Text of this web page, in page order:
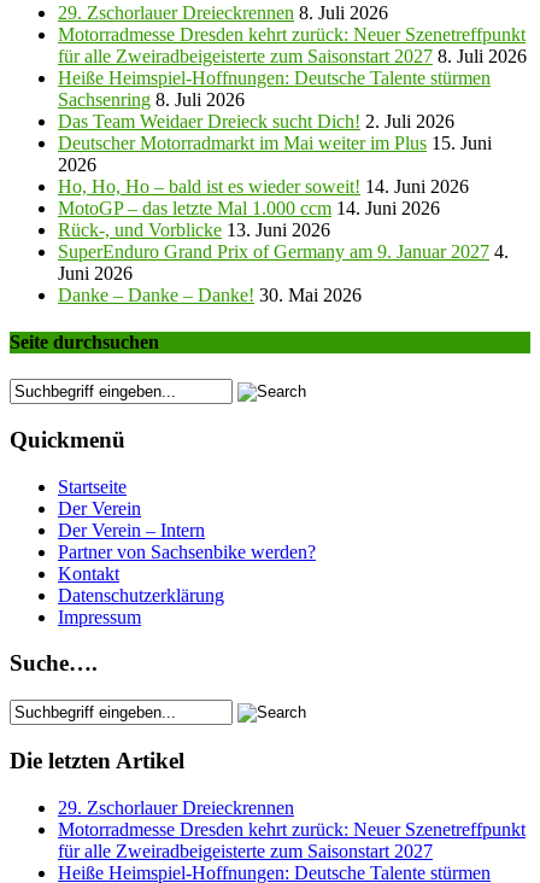
29. Zschorlauer Dreieckrennen 8. Juli 2026
Motorradmesse Dresden kehrt zurück: Neuer Szenetreffpunkt
für alle Zweiradbeigeisterte zum Saisonstart 2027 8. Juli 2026
Heiße Heimspiel-Hoffnungen: Deutsche Talente stürmen
Sachsenring 8. Juli 2026
Das Team Weidaer Dreieck sucht Dich! 2. Juli 2026
Deutscher Motorradmarkt im Mai weiter im Plus 15. Juni
2026
Ho, Ho, Ho – bald ist es wieder soweit! 14. Juni 2026
MotoGP – das letzte Mal 1.000 ccm 14. Juni 2026
Rück-, und Vorblicke 13. Juni 2026
SuperEnduro Grand Prix of Germany am 9. Januar 2027 4.
Juni 2026
Danke – Danke – Danke! 30. Mai 2026
Seite durchsuchen
Quickmenü
Startseite
Der Verein
Der Verein – Intern
Partner von Sachsenbike werden?
Kontakt
Datenschutzerklärung
Impressum
Suche….
Die letzten Artikel
29. Zschorlauer Dreieckrennen
Motorradmesse Dresden kehrt zurück: Neuer Szenetreffpunkt
für alle Zweiradbeigeisterte zum Saisonstart 2027
Heiße Heimspiel-Hoffnungen: Deutsche Talente stürmen